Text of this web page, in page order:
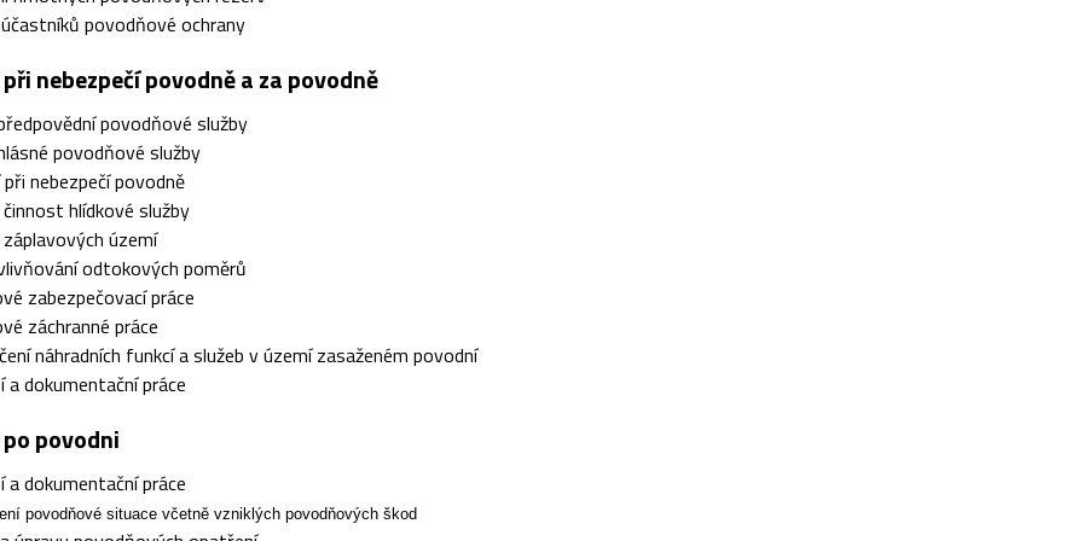
povodňové ochrany
nebezpečí povodně a za povodně
povodňové služby
povodňové služby
nebezpečí povodně
hlídkové služby
území
odtokových poměrů
zabezpečovací práce
záchranné práce
náhradních funkcí a služeb v území zasaženém povodní
a dokumentační práce
povodni
a dokumentační práce
povodňové situace včetně vzniklých povodňových škod